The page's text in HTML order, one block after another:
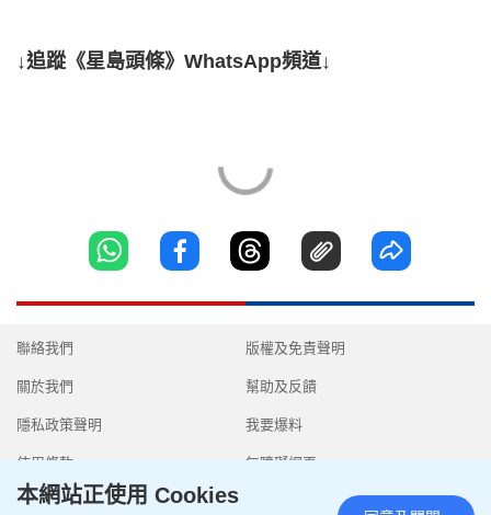
↓追蹤《星島頭條》WhatsApp頻道↓
聯絡我們
關於我們
隱私政策聲明
使用條款
版權及免責聲明
幫助及反饋
我要爆料
無障礙網頁
本網站正使用 Cookies